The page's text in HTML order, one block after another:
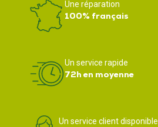
Une réparation
100% français
Un service rapide
72h en moyenne
Un service client disponible